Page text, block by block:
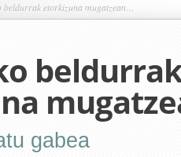
beldurrak etorkizuna mugatzean…
gabea